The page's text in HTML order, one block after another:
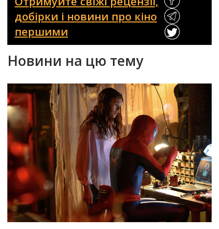
добірки і новини про кіно
першими
Новини на цю тему